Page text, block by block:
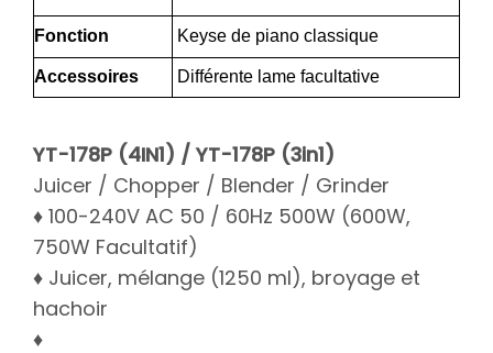
Fonction Keyse de piano classique
Accessoires Différente lame facultative
YT-178P (4IN1) / YT-178P (3in1)
Juicer / Chopper / Blender / Grinder
♦ 100-240V AC 50 / 60Hz 500W (600W,
750W Facultatif)
♦ Juicer, mélange (1250 ml), broyage et
hachoir
♦